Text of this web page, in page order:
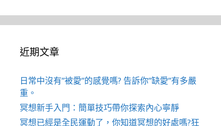
近期文章
日常中沒有”被愛”的感覺嗎? 告訴你”缺愛”有多嚴
重。
冥想新手入門：簡單技巧帶你探索內心寧靜
冥想已經是全民運動了，你知道冥想的好處嗎?狂